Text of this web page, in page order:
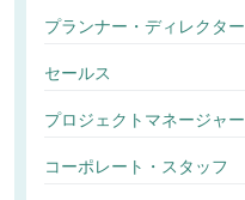
プランナー・ディレクター
セールス
プロジェクトマネージャー
コーポレート・スタッフ